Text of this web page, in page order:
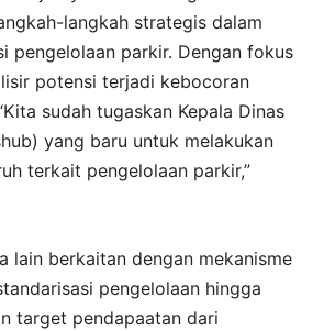
langkah strategis dalam
pengelolaan parkir. Dengan fokus
potensi terjadi kebocoran
sudah tugaskan Kepala Dinas
yang baru untuk melakukan
terkait pengelolaan parkir,”
lain berkaitan dengan mekanisme
pengelolaan hingga
target pendapaatan dari